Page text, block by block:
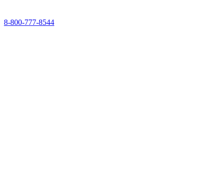
8-800-777-8544